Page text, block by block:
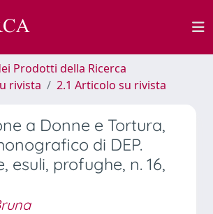
Prodotti della Ricerca
rivista
2.1 Articolo su rivista
a Donne e Tortura,
di DEP.
esuli, profughe, n. 16,